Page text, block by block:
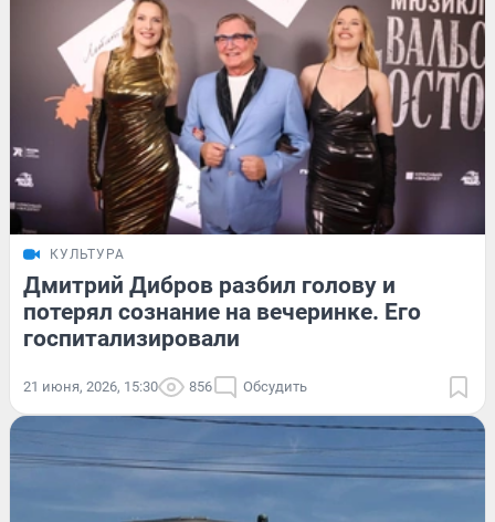
КУЛЬТУРА
Дмитрий Дибров разбил голову и
потерял сознание на вечеринке. Его
госпитализировали
21 июня, 2026, 15:30 856 Обсудить